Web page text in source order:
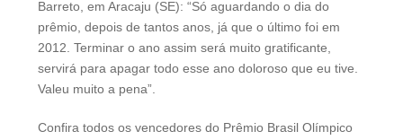
Barreto, em Aracaju (SE): “Só aguardando o dia do
prêmio, depois de tantos anos, já que o último foi em
2012. Terminar o ano assim será muito gratificante,
servirá para apagar todo esse ano doloroso que eu tive.
Valeu muito a pena”.
Confira todos os vencedores do Prêmio Brasil Olímpico